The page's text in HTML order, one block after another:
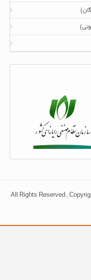
All Rights Reserved ,